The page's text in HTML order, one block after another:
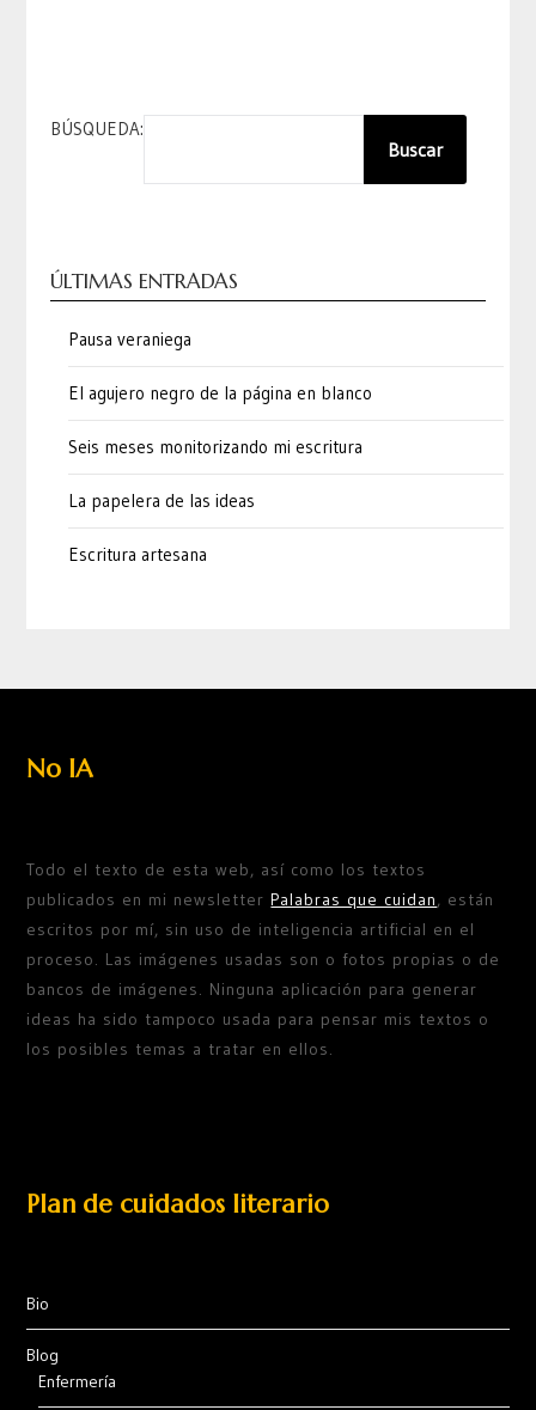
BÚSQUEDA:
Buscar
ÚLTIMAS ENTRADAS
Pausa veraniega
El agujero negro de la página en blanco
Seis meses monitorizando mi escritura
La papelera de las ideas
Escritura artesana
No IA
Todo el texto de esta web, así como los textos
publicados en mi newsletterPalabras que cuidan, están
escritos por mí, sin uso de inteligencia artificial en el
proceso. Las imágenes usadas son o fotos propias o de
bancos de imágenes. Ninguna aplicación para generar
ideas ha sido tampoco usada para pensar mis textos o
los posibles temas a tratar en ellos.
Plan de cuidados literario
Bio
Blog
Enfermería